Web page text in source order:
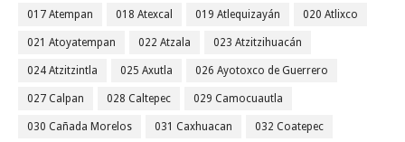
017 Atempan 018 Atexcal 019 Atlequizayán 020 Atlixco
021 Atoyatempan 022 Atzala 023 Atzitzihuacán
024 Atzitzintla 025 Axutla 026 Ayotoxco de Guerrero
027 Calpan 028 Caltepec 029 Camocuautla
030 Cañada Morelos 031 Caxhuacan 032 Coatepec